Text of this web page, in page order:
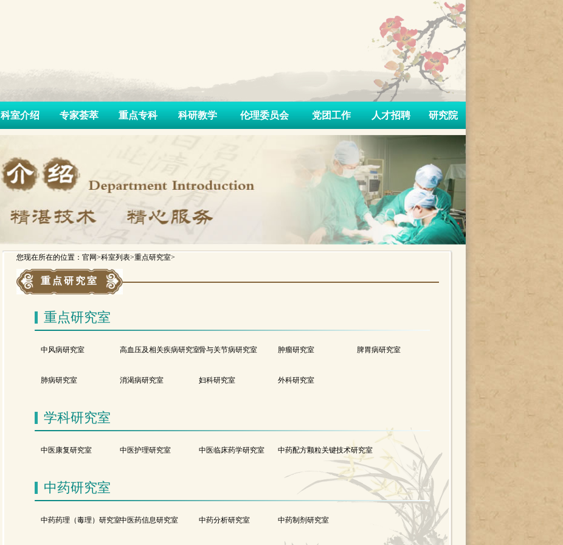
科室介绍 专家荟萃 重点专科 科研教学 伦理委员会 党团工作 人才招聘 研究院
您现在所在的位置：官网>科室列表>重点研究室>
重点研究室
重点研究室
中风病研究室 高血压及相关疾病研究室骨与关节病研究室 肿瘤研究室 脾胃病研究室
肺病研究室 消渴病研究室 妇科研究室 外科研究室
学科研究室
中医康复研究室 中医护理研究室 中医临床药学研究室 中药配方颗粒关键技术研究室
中药研究室
中药药理（毒理）研究室中医药信息研究室 中药分析研究室 中药制剂研究室